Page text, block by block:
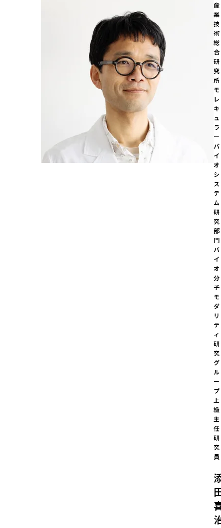
産
業
技
術
総
合
研
究
所
モ
レ
キ
ュ
ラ
ー
バ
イ
オ
シ
ス
テ
ム
研
究
部
門
バ
イ
オ
分
子
モ
ダ
リ
テ
ィ
研
究
グ
ル
ー
プ
上
級
主
任
研
究
員